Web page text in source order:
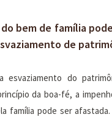
bem de família
de
esvaziamento do
da boa-fé, a
família pode ser